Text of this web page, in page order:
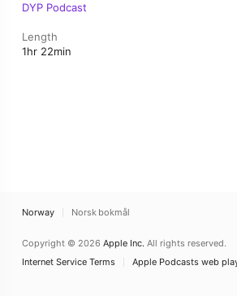
DYP Podcast
Length
1hr 22min
Norway Norsk bokmål
Copyright © 2026 Apple Inc. All rights reserved.
Internet Service Terms
Apple Podcasts web